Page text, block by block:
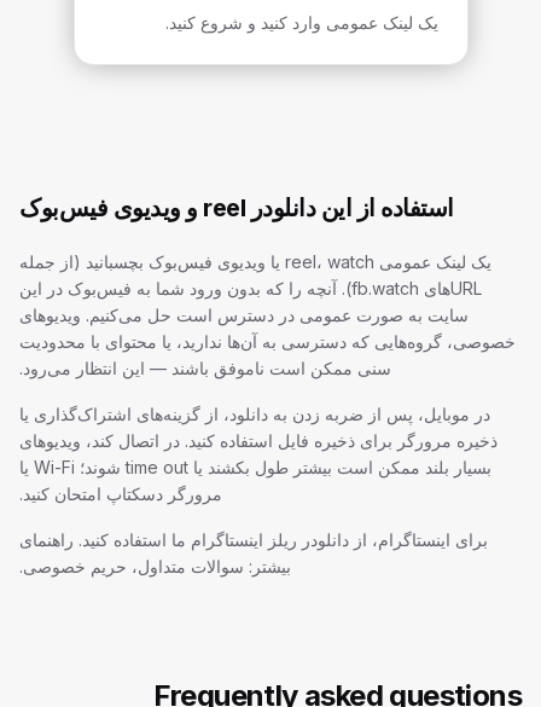
یک لینک عمومی وارد کنید و شروع کنید.
استفاده از این دانلودر reel و ویدیوی فیس‌بوک
یک لینک عمومی reel، watch یا ویدیوی فیس‌بوک بچسبانید (از جمله
URLهای fb.watch). آنچه را که بدون ورود شما به فیس‌بوک در این
سایت به صورت عمومی در دسترس است حل می‌کنیم. ویدیوهای
خصوصی، گروه‌هایی که دسترسی به آن‌ها ندارید، یا محتوای با محدودیت
سنی ممکن است ناموفق باشند — این انتظار می‌رود.
در موبایل، پس از ضربه زدن به دانلود، از گزینه‌های اشتراک‌گذاری یا
ذخیره مرورگر برای ذخیره فایل استفاده کنید. در اتصال کند، ویدیوهای
بسیار بلند ممکن است بیشتر طول بکشند یا time out شوند؛ Wi-Fi یا
مرورگر دسکتاپ امتحان کنید.
برای اینستاگرام، از دانلودر ریلز اینستاگرام ما استفاده کنید. راهنمای
بیشتر: سوالات متداول، حریم خصوصی.
Frequently asked questions